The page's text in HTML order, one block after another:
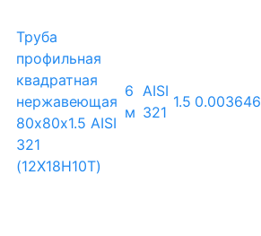
Труба
профильная
квадратная
нержавеющая
80х80х1.5 AISI
321
(12Х18Н10Т)
6
м
AISI
321
1.5 0.003646